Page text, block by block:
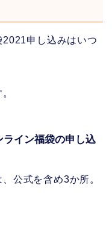
申し込みはいつ
イン福袋の申し込
公式を含め3か所。